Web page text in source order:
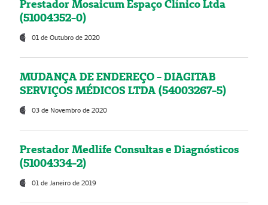
Prestador Mosaicum Espaço Clínico Ltda
(51004352-0)
01 de Outubro de 2020
MUDANÇA DE ENDEREÇO - DIAGITAB
SERVIÇOS MÉDICOS LTDA (54003267-5)
03 de Novembro de 2020
Prestador Medlife Consultas e Diagnósticos
(51004334-2)
01 de Janeiro de 2019